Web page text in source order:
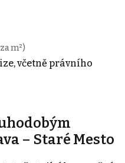
m²)
včetně právního
– Staré Mesto